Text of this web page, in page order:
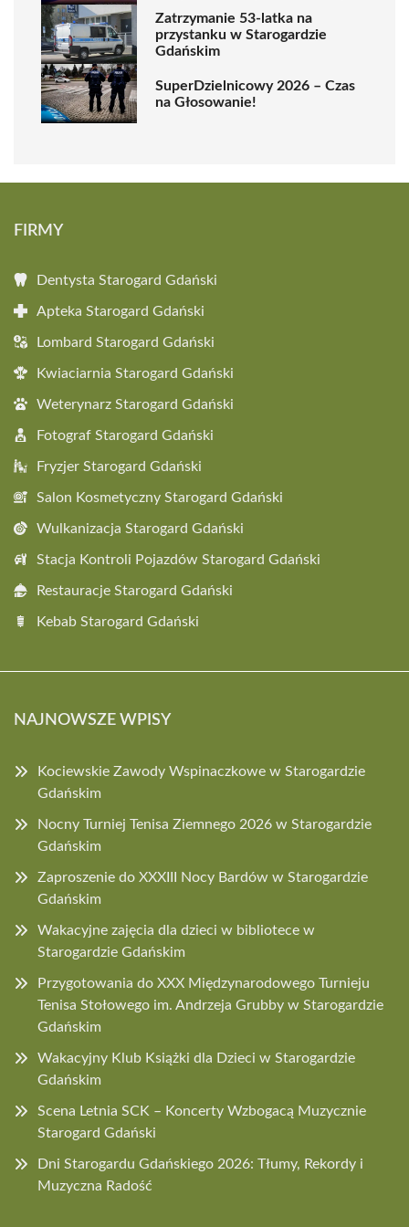
Zatrzymanie 53-latka na
przystanku w Starogardzie
Gdańskim
SuperDzielnicowy 2026 – Czas
na Głosowanie!
FIRMY
Dentysta Starogard Gdański
Apteka Starogard Gdański
Lombard Starogard Gdański
Kwiaciarnia Starogard Gdański
Weterynarz Starogard Gdański
Fotograf Starogard Gdański
Fryzjer Starogard Gdański
Salon Kosmetyczny Starogard Gdański
Wulkanizacja Starogard Gdański
Stacja Kontroli Pojazdów Starogard Gdański
Restauracje Starogard Gdański
Kebab Starogard Gdański
NAJNOWSZE WPISY
Kociewskie Zawody Wspinaczkowe w Starogardzie
Gdańskim
Nocny Turniej Tenisa Ziemnego 2026 w Starogardzie
Gdańskim
Zaproszenie do XXXIII Nocy Bardów w Starogardzie
Gdańskim
Wakacyjne zajęcia dla dzieci w bibliotece w
Starogardzie Gdańskim
Przygotowania do XXX Międzynarodowego Turnieju
Tenisa Stołowego im. Andrzeja Grubby w Starogardzie
Gdańskim
Wakacyjny Klub Książki dla Dzieci w Starogardzie
Gdańskim
Scena Letnia SCK – Koncerty Wzbogacą Muzycznie
Starogard Gdański
Dni Starogardu Gdańskiego 2026: Tłumy, Rekordy i
Muzyczna Radość